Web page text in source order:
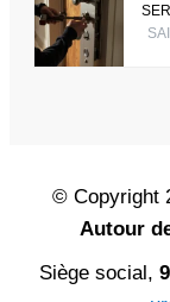
© Copyright
Autour
Siège social,